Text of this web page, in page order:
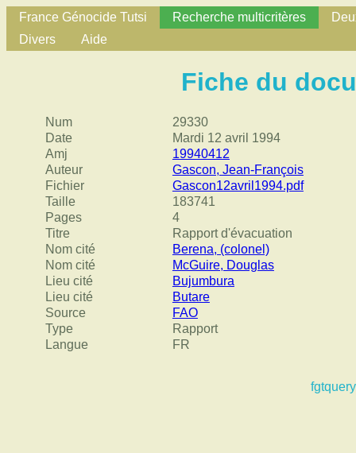
France Génocide Tutsi Recherche multicritères
Divers
Aide
Fiche du
Num
29330
Date
Mardi 12 avril 1994
Amj
19940412
Auteur
Gascon, Jean-François
Fichier
Gascon12avril1994.pdf
Taille
183741
Pages
4
Titre
Rapport d'évacuation
Nom cité
Berena, (colonel)
Nom cité
McGuire, Douglas
Lieu cité
Bujumbura
Lieu cité
Butare
Source
FAO
Type
Rapport
Langue
FR